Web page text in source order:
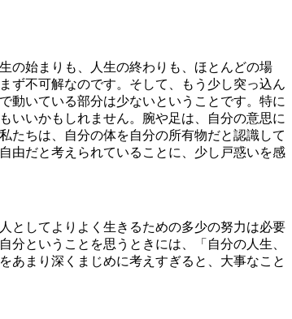
の始まりも、人生の終わりも、ほとんどの場
ず不可解なのです。そして、もう少し突っ込ん
動いている部分は少ないということです。特に
いいかもしれません。腕や足は、自分の意思に
たちは、自分の体を自分の所有物だと認識して
由だと考えられていることに、少し戸惑いを感
としてよりよく生きるための多少の努力は必要
ということを思うときには、「自分の人生、
あまり深くまじめに考えすぎると、大事なこと